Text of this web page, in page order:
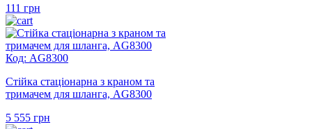
111 грн
Код: AG8300
Стійка стаціонарна з краном та
тримачем для шланга, AG8300
5 555 грн